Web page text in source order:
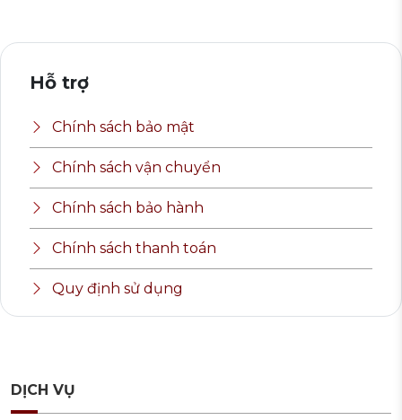
Hỗ trợ
Chính sách bảo mật
Chính sách vận chuyển
Chính sách bảo hành
Chính sách thanh toán
Quy định sử dụng
DỊCH VỤ